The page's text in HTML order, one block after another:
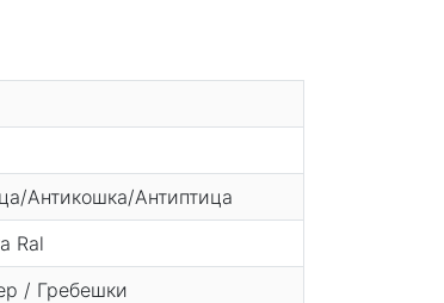
Антикошка/Антиптица
Ral
/ Гребешки